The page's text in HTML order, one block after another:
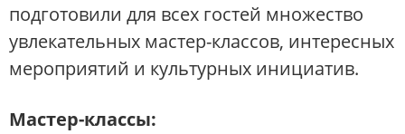
подготовили для всех гостей множество
увлекательных мастер-классов, интересных
мероприятий и культурных инициатив.
Мастер-классы: